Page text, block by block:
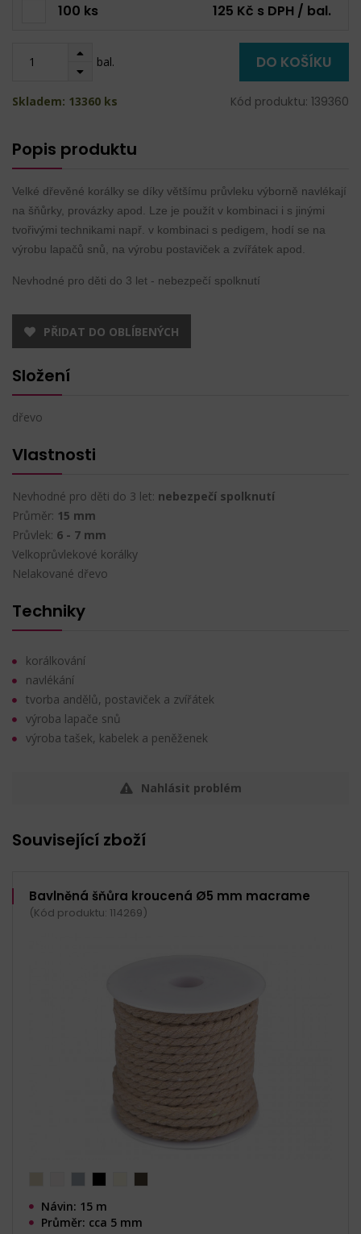
100 ks 125 Kč s DPH / bal.
bal. DO KOŠÍKU
Skladem: 13360 ks Kód produktu: 139360
Popis produktu
Velké dřevěné korálky se díky většímu průvleku výborně navlékají
na šňůrky, provázky apod. Lze je použít v kombinaci i s jinými
tvořivými technikami např. v kombinaci s pedigem, hodí se na
výrobu lapačů snů, na výrobu postaviček a zvířátek apod.
Nevhodné pro děti do 3 let - nebezpečí spolknutí
PŘIDAT DO OBLÍBENÝCH
Složení
dřevo
Vlastnosti
Nevhodné pro děti do 3 let: nebezpečí spolknutí
Průměr: 15 mm
Průvlek: 6 - 7 mm
Velkoprůvlekové korálky
Nelakované dřevo
Techniky
korálkování
navlékání
tvorba andělů, postaviček a zvířátek
výroba lapače snů
výroba tašek, kabelek a peněženek
Nahlásit problém
Související zboží
Bavlněná šňůra kroucená Ø5 mm macrame
(Kód produktu: 114269)
Návin: 15 m
Průměr: cca 5 mm